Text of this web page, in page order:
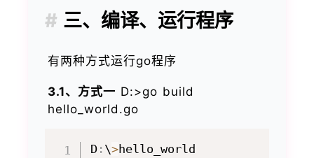
三、编译、运行程序
有两种方式运行go程序
3.1、方式一 D:>go build
hello_world.go
D: \>hello_world